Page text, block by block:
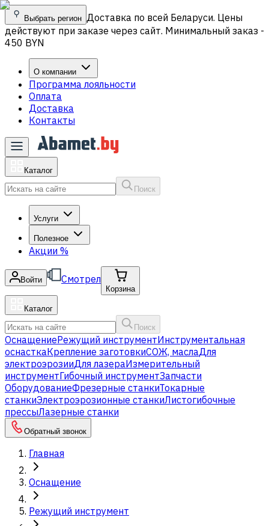
Выбрать регион Доставка по всей Беларуси. Цены
действуют при заказе через сайт. Минимальный заказ -
450 BYN
О компании
Программа лояльности
Оплата
Доставка
Контакты
Каталог
Поиск
Услуги
Полезное
Акции %
Войти Смотрел
Корзина
Каталог
Поиск
ОснащениеРежущий инструментИнструментальная
оснасткаКрепление заготовкиСОЖ, маслаДля
электроэрозииДля лазераИзмерительный
инструментГибочный инструментЗапчасти
ОборудованиеФрезерные станкиТокарные
станкиЭлектроэрозионные станкиЛистогибочные
прессыЛазерные станки
Обратный звонок
Главная
Оснащение
Режущий инструмент